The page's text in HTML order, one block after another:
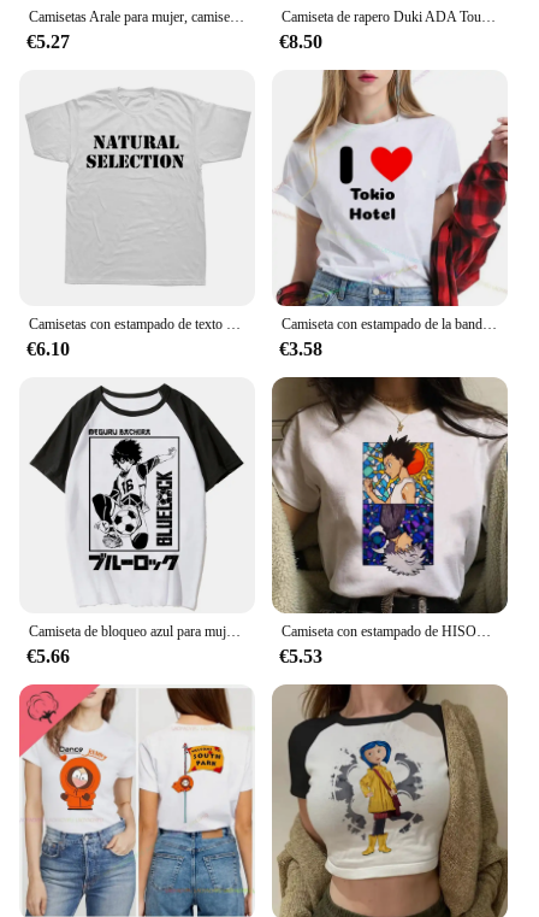
Camisetas Arale para mujer, camiseta gráfica de Manga japonesa, ropa femenina Y2k, ropa para mujer
€5.27
Camiseta de rapero Duki ADA Tour 2024 Merch, ropa para hombre y mujer, camisetas de algodón de gran tamaño, camisetas de manga corta de Hip Hop, ropa de calle
€8.50
Camisetas con estampado de texto de selección Natural para hombre, camisetas gráficas de evolución, ropa de calle informal de moda, Tops de estilo Harajuku, camisetas sueltas
€6.10
Camiseta con estampado de la banda de rock alemana para hombre, camisa de manga corta suelta informal, Hip Hop, Rock, Punk, gótico, Tokio, Hotel Tour
€3.58
€5.66
Camiseta con estampado de HISOKA MOROW para mujer, Top Kawaii de dibujos animados, camiseta Popular de Anime Hunter X Hunter, camiseta Harajuku para mujer
€5.53